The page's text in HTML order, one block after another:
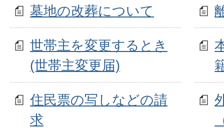
墓地の改葬について
世帯主を変更するとき
(世帯主変更届)
住民票の写しなどの請
求